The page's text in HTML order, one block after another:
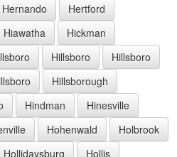
Hernando
Hertford
Hiawatha
Hickman
Hillsboro
Hillsboro
Hillsborough
Hindman
Hinesville
Hohenwald
Holbrook
Hollidaysburg
Hollis